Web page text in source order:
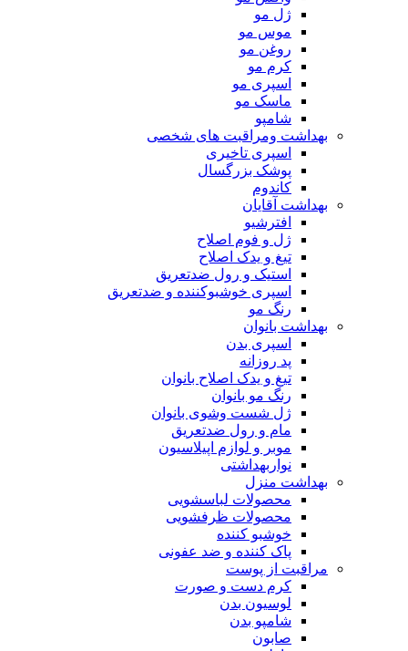
ژل مو
موس مو
روغن مو
کرم مو
اسپری مو
ماسک مو
شامپو
بهداشت ومراقبت های شخصی
اسپری تاخیری
پوشک بزرگسال
کاندوم
بهداشت آقایان
افترشیو
ژل و فوم اصلاح
تیغ و یدک اصلاح
استیک و رول ضدتعریق
اسپری خوشبوکننده و ضدتعریق
رنگ مو
بهداشت بانوان
اسپری بدن
پد روزانه
تیغ و یدک اصلاح بانوان
رنگ مو بانوان
ژل شست وشوی بانوان
مام و رول ضدتعریق
موبر و لوازم اپیلاسیون
نواربهداشتی
بهداشت منزل
محصولات لباسشویی
محصولات ظرفشویی
خوشبو کننده
پاک کننده و ضد عفونی
مراقبت از پوست
کرم دست و صورت
لوسیون بدن
شامپو بدن
صابون